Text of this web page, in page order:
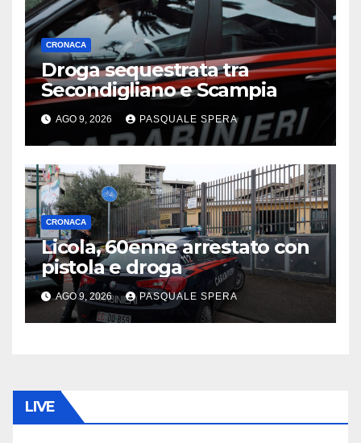
CRONACA
Droga sequestrata tra
Secondigliano e Scampia
AGO 9, 2026 PASQUALE SPERA
CRONACA
Licola, 60enne arrestato con
pistola e droga
AGO 9, 2026 PASQUALE SPERA
LIVE